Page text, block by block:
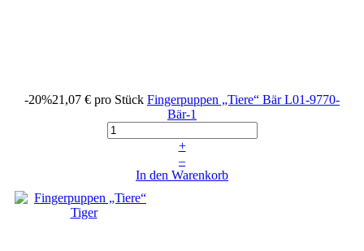
-20%21,07 € pro Stück Fingerpuppen „Tiere“ BärL01-9770-
Bär-1
+
–
In den Warenkorb